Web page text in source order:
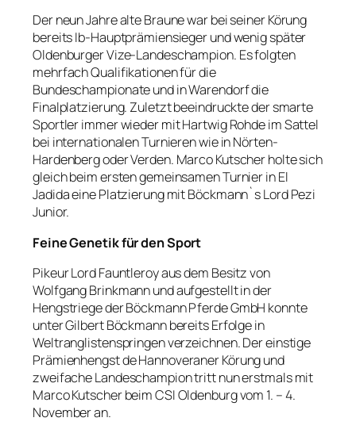
Der neun Jahre alte Braune war bei seiner Körung
bereits Ib-Hauptprämiensieger und wenig später
Oldenburger Vize-Landeschampion. Es folgten
mehrfach Qualifikationen für die
Bundeschampionate und in Warendorf die
Finalplatzierung. Zuletzt beeindruckte der smarte
Sportler immer wieder mit Hartwig Rohde im Sattel
bei internationalen Turnieren wie in Nörten-
Hardenberg oder Verden. Marco Kutscher holte sich
gleich beim ersten gemeinsamen Turnier in El
Jadida eine Platzierung mit Böckmann`s Lord Pezi
Junior.
Feine Genetik für den Sport
Pikeur Lord Fauntleroy aus dem Besitz von
Wolfgang Brinkmann und aufgestellt in der
Hengstriege der Böckmann Pferde GmbH konnte
unter Gilbert Böckmann bereits Erfolge in
Weltranglistenspringen verzeichnen. Der einstige
Prämienhengst de Hannoveraner Körung und
zweifache Landeschampion tritt nun erstmals mit
Marco Kutscher beim CSI Oldenburg vom 1. – 4.
November an.